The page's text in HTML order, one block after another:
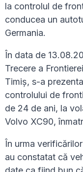
la controlul de
conducea un
Germania.
În data de
Trecere a
Timiș, s-a
controlului de
de 24 de ani, la
Volvo XC90,
În urma
au constatat că